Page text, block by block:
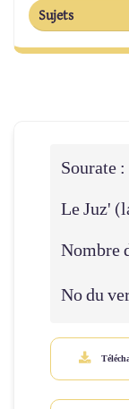
Sujets
Sourate :
Le Juz'
Nombre
No du